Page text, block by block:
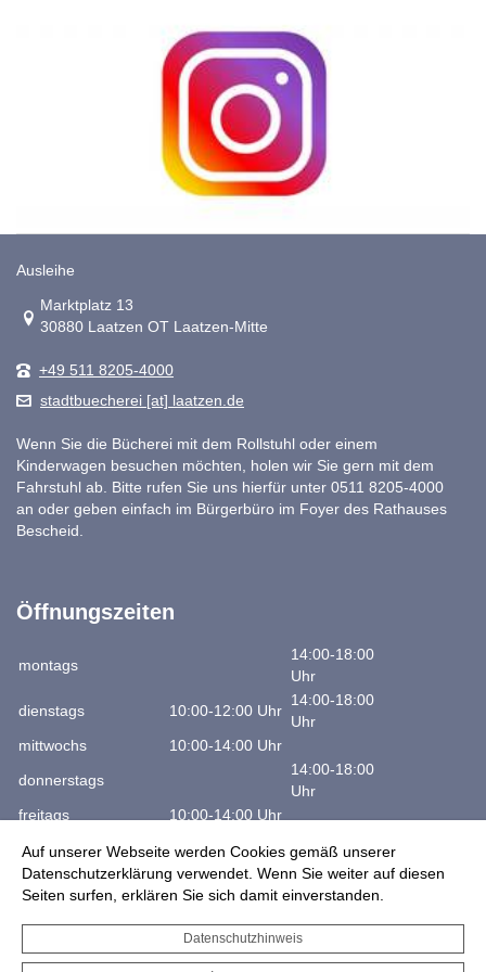
Auf unserer Webseite werden Cookies gemäß unserer
Datenschutzerklärung verwendet. Wenn Sie weiter auf diesen
Seiten surfen, erklären Sie sich damit einverstanden.
Datenschutzhinweis
Ausleihe
Link zur Google-Maps Navigation
Marktplatz 13
30880 Laatzen OT Laatzen-Mitte
+49 511 8205-4000
stadtbuecherei [at] laatzen.de
Wenn Sie die Bücherei mit dem Rollstuhl oder einem
Kinderwagen besuchen möchten, holen wir Sie gern mit dem
Fahrstuhl ab. Bitte rufen Sie uns hierfür unter 0511 8205-4000
an oder geben einfach im Bürgerbüro im Foyer des Rathauses
Bescheid.
Öffnungszeiten
montags
14:00-18:00
Uhr
dienstags 10:00-12:00 Uhr
14:00-18:00
Uhr
mittwochs
10:00-14:00 Uhr
donnerstags
14:00-18:00
Uhr
freitags
10:00-14:00 Uhr
Telefon: +49 (511) 8205-4000
Julius Club